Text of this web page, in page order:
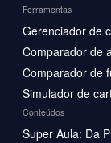
Ferramentas
Gerenciador de
Comparador de
Comparador de
Simulador de
Conteúdos
Super Aula: Da